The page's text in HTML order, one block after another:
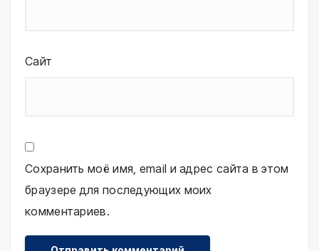
Сайт
Сохранить моё имя, email и адрес сайта в этом
браузере для последующих моих
комментариев.